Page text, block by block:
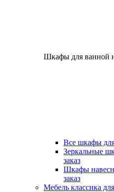
Шкафы для ванной
Все шкафы
Зеркальные
заказ
Шкафы
заказ
Мебель классика